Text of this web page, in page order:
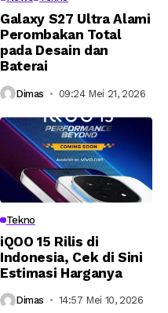
Galaxy S27 Ultra Alami
Perombakan Total
pada Desain dan
Baterai
Dimas 09:24 Mei 21, 2026
Tekno
iQOO 15 Rilis di
Indonesia, Cek di Sini
Estimasi Harganya
Dimas 14:57 Mei 10, 2026